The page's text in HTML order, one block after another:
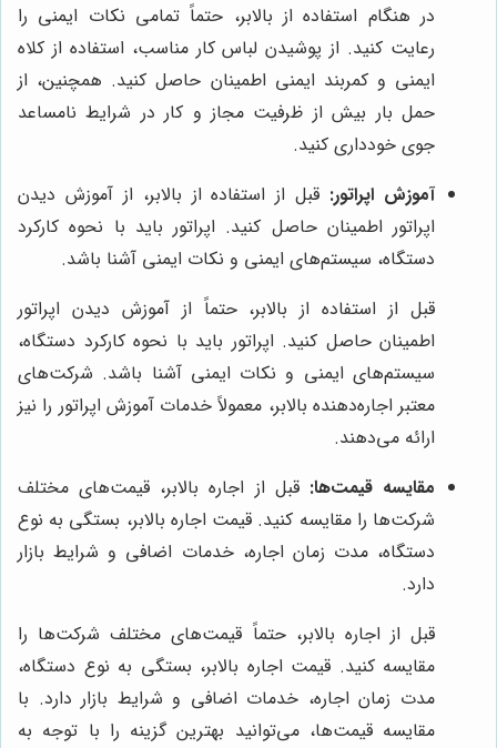
در هنگام استفاده از بالابر، حتماً تمامی نکات ایمنی را
رعایت کنید. از پوشیدن لباس کار مناسب، استفاده از کلاه
ایمنی و کمربند ایمنی اطمینان حاصل کنید. همچنین، از
حمل بار بیش از ظرفیت مجاز و کار در شرایط نامساعد
جوی خودداری کنید.
آموزش اپراتور: قبل از استفاده از بالابر، از آموزش دیدن
اپراتور اطمینان حاصل کنید. اپراتور باید با نحوه کارکرد
دستگاه، سیستم‌های ایمنی و نکات ایمنی آشنا باشد.
قبل از استفاده از بالابر، حتماً از آموزش دیدن اپراتور
اطمینان حاصل کنید. اپراتور باید با نحوه کارکرد دستگاه،
سیستم‌های ایمنی و نکات ایمنی آشنا باشد. شرکت‌های
معتبر اجاره‌دهنده بالابر، معمولاً خدمات آموزش اپراتور را نیز
ارائه می‌دهند.
مقایسه قیمت‌ها: قبل از اجاره بالابر، قیمت‌های مختلف
شرکت‌ها را مقایسه کنید. قیمت اجاره بالابر، بستگی به نوع
دستگاه، مدت زمان اجاره، خدمات اضافی و شرایط بازار
دارد.
قبل از اجاره بالابر، حتماً قیمت‌های مختلف شرکت‌ها را
مقایسه کنید. قیمت اجاره بالابر، بستگی به نوع دستگاه،
مدت زمان اجاره، خدمات اضافی و شرایط بازار دارد. با
مقایسه قیمت‌ها، می‌توانید بهترین گزینه را با توجه به